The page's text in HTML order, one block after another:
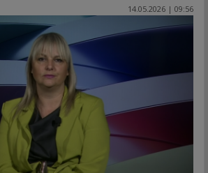
14.05.2026 | 09:56